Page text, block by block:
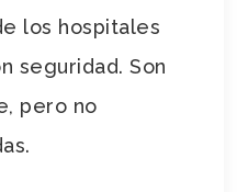
los hospitales
seguridad. Son
pero no